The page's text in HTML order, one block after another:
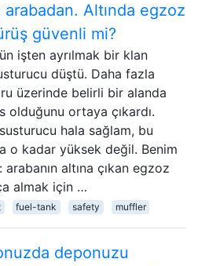
Altında egzoz
güvenli mi?
işten ayrılmak bir klan
düştü. Daha fazla
üzerinde belirli bir alanda
olduğunu ortaya çıkardı.
hala sağlam, bu
o kadar yüksek değil. Benim
altına çıkan egzoz
almak için …
fuel-tank safety muffler
deponuzu